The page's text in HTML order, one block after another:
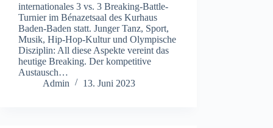
internationales 3 vs. 3 Breaking-Battle-
Turnier im Bénazetsaal des Kurhaus
Baden-Baden statt. Junger Tanz, Sport,
Musik, Hip-Hop-Kultur und Olympische
Disziplin: All diese Aspekte vereint das
heutige Breaking. Der kompetitive
Austausch…
Admin
13. Juni 2023